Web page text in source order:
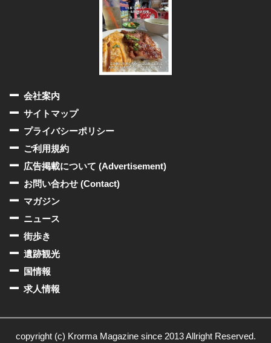
会社案内
サイトマップ
プライバシーポリシー
ご利用規約
広告掲載について (Advertisement)
お問い合わせ (Contact)
マガジン
ニュース
街歩き
遺跡観光
国情報
求人情報
copyright (c) Krorma Magazine since 2013 Allright Reserved.